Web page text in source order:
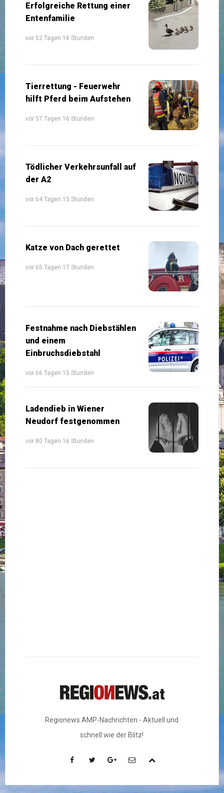
Erfolgreiche Rettung einer
Entenfamilie
vor 52 Tagen 16 Stunden
Tierrettung - Feuerwehr
hilft Pferd beim Aufstehen
vor 57 Tagen 16 Stunden
Tödlicher Verkehrsunfall auf
der A2
vor 64 Tagen 15 Stunden
Katze von Dach gerettet
vor 65 Tagen 17 Stunden
Festnahme nach Diebstählen
und einem
Einbruchsdiebstahl
vor 66 Tagen 15 Stunden
Ladendieb in Wiener
Neudorf festgenommen
vor 80 Tagen 16 Stunden
Regionews AMP-Nachrichten - Aktuell und
schnell wie der Blitz!